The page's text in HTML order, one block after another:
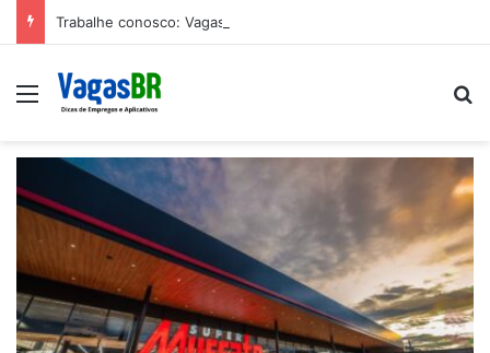
Trabalhe conosco: Vagas abertas na Petrobras
Menu